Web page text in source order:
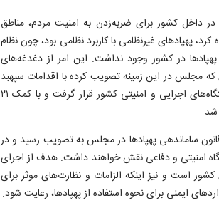
داخل کشور برای ضربه‌زدن به امنیت مردم، مناطق
پهپاد‌های غیرنظامی با کاربرد نظامی بود، چون نظام
در کشور وجود نداشت. این امر از دغدغه‌های
مجلس در این زمینه تصویب کرده با اقدامات سپهبد
شهید محمد باقری از سال ۱۴۰۲ در دستور کار دستگاه‌های اجرایی و امنیتی کشور قرار گرفت و با کمک ۲۱
شد.
شد: ۴۰ حکم مهم در قانون ساماندهی پهپاد‌ها در مجلس به تصویب رسید و در
هم ۱۴ دستگاه دولتی و قضایی و ۷ دستگاه امنیتی و دفاعی نقش خواهند داشت. هدف از اجرای
کشور است و نیز اینکه الزامات و نظارت‌های موثر برای
ایمنی برای نحوه استفاده از پهپادها، رعایت شود.